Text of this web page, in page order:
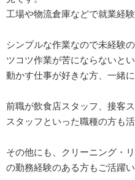
工場や物流倉庫などで就業経
シンプルな作業なので未経験
ツコツ作業が苦にならないと
動かす仕事が好きな方、一緒に
前職が飲食店スタッフ、接客
スタッフといった職種の方も活
その他にも、クリーニング・
の勤務経験のある方もご活躍い